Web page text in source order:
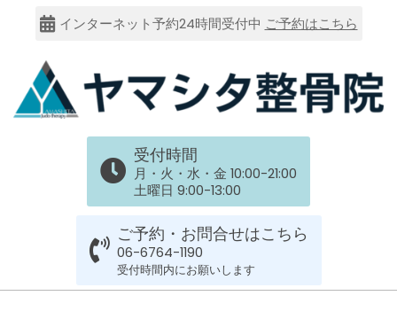
content
インターネット予約24時間受付中 ご予約はこちら
大
谷
受付時間
月・火・水・金 10:00-21:00
土曜日 9:00-13:00
ご予約・お問合せはこちら
06-6764-1190
受付時間内にお願いします